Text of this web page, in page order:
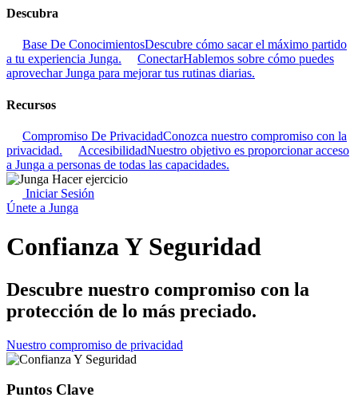
Descubra
Base De ConocimientosDescubre cómo sacar el máximo partido
a tu experiencia Junga.
ConectarHablemos sobre cómo puedes
aprovechar Junga para mejorar tus rutinas diarias.
Recursos
Compromiso De PrivacidadConozca nuestro compromiso con la
privacidad.
AccesibilidadNuestro objetivo es proporcionar acceso
a Junga a personas de todas las capacidades.
Iniciar Sesión
Únete a Junga
Confianza Y Seguridad
Descubre nuestro compromiso con la
protección de lo más preciado.
Nuestro compromiso de privacidad
Puntos Clave